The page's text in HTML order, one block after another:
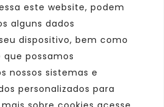
este website, podem
alguns dados
dispositivo, bem como
possamos
nossos sistemas e
personalizados para
Marca
Parceiro